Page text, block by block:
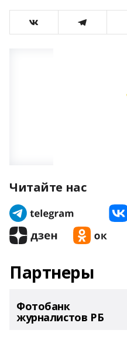
Читайте нас
Партнеры
Фотобанк
журналистов РБ